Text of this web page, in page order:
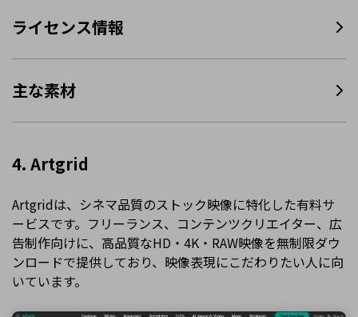
ライセンス情報
主な素材
4. Artgrid
Artgridは、シネマ品質のストック映像に特化した有料サ
ービスです。フリーランス、コンテンツクリエイター、広
告制作向けに、高品質なHD・4K・RAW映像を無制限ダウ
ンロードで提供しており、映像表現にこだわりたい人に向
いています。